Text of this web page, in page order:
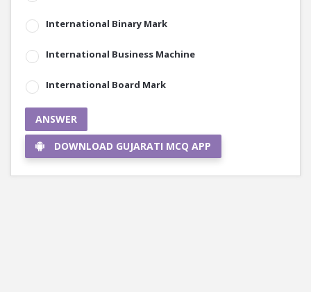
International Binary Mark
International Business Machine
International Board Mark
ANSWER
DOWNLOAD GUJARATI MCQ APP